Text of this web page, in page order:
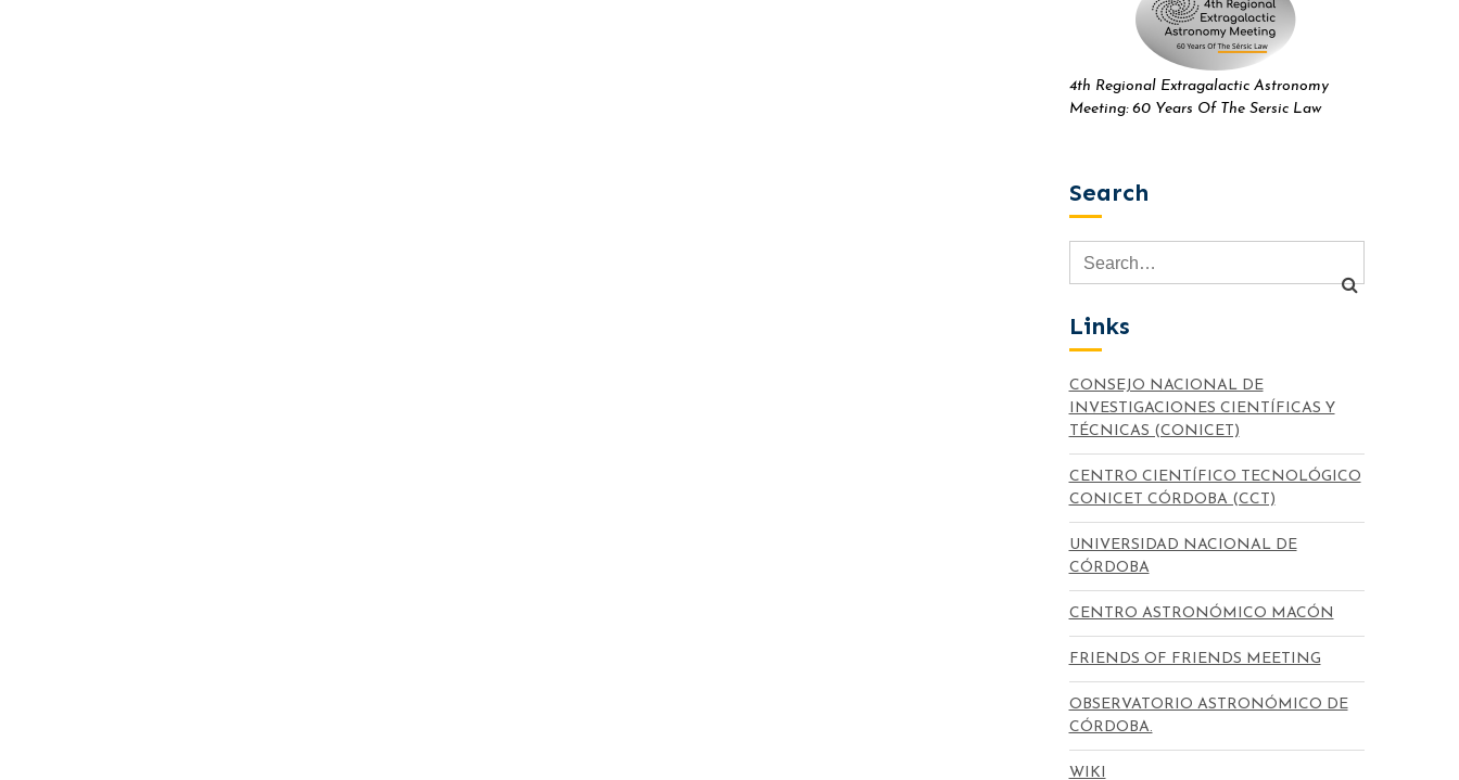
4th Regional Extragalactic Astronomy
Meeting: 60 Years Of The Sersic Law
Search
Links
CONSEJO NACIONAL DE
INVESTIGACIONES CIENTÍFICAS Y
TÉCNICAS (CONICET)
CENTRO CIENTÍFICO TECNOLÓGICO
CONICET CÓRDOBA (CCT)
UNIVERSIDAD NACIONAL DE
CÓRDOBA
CENTRO ASTRONÓMICO MACÓN
FRIENDS OF FRIENDS MEETING
OBSERVATORIO ASTRONÓMICO DE
CÓRDOBA.
WIKI